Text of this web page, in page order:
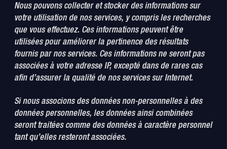
Nous pouvons collecter et stocker des informations sur
votre utilisation de nos services, y compris les recherches
que vous effectuez. Ces informations peuvent être
utilisées pour améliorer la pertinence des résultats
fournis par nos services. Ces informations ne seront pas
associées à votre adresse IP, excepté dans de rares cas
afin d’assurer la qualité de nos services sur Internet.
Si nous associons des données non-personnelles à des
données personnelles, les données ainsi combinées
seront traitées comme des données à caractère personnel
tant qu’elles resteront associées.